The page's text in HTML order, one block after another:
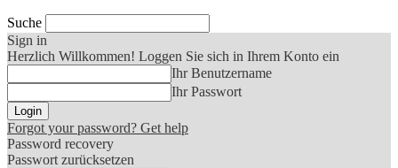
Suche
Sign in
Herzlich Willkommen! Loggen Sie sich in Ihrem Konto ein
Ihr Benutzername
Ihr Passwort
Forgot your password? Get help
Password recovery
Passwort zurücksetzen